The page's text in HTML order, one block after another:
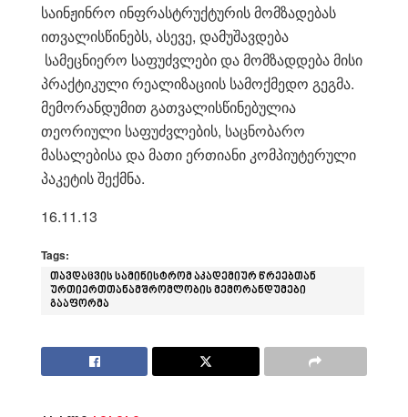
საინჟინრო ინფრასტრუქტურის მომზადებას
ითვალისწინებს, ასევე, დამუშავდება
სამეცნიერო საფუძვლები და მომზადდება მისი
პრაქტიკული რეალიზაციის სამოქმედო გეგმა.
მემორანდუმით გათვალისწინებულია
თეორიული საფუძვლების, საცნობარო
მასალებისა და მათი ერთიანი კომპიუტერული
პაკეტის შექმნა.
16.11.13
Tags:
თავდაცვის სამინისტრომ აკადემიურ წრეებთან
ურთიერთთანამშრომლობის მემორანდუმები
გააფორმა